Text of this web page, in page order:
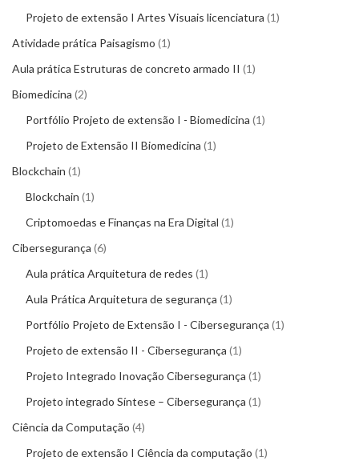
Projeto de extensão I Artes Visuais licenciatura 1
Atividade prática Paisagismo 1
Aula prática Estruturas de concreto armado II 1
Biomedicina 2
Portfólio Projeto de extensão I - Biomedicina 1
Projeto de Extensão II Biomedicina 1
Blockchain 1
Blockchain 1
Criptomoedas e Finanças na Era Digital 1
Cibersegurança 6
Aula prática Arquitetura de redes 1
Aula Prática Arquitetura de segurança 1
Portfólio Projeto de Extensão I - Cibersegurança 1
Projeto de extensão II - Cibersegurança 1
Projeto Integrado Inovação Cibersegurança 1
Projeto integrado Síntese – Cibersegurança 1
Ciência da Computação 4
Projeto de extensão I Ciência da computação 1